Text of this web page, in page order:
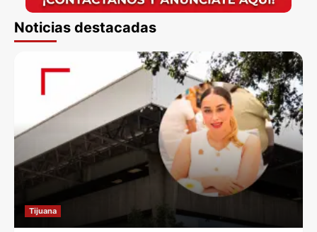
Noticias destacadas
Tijuana